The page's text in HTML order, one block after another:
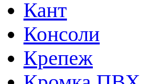
Кант
Консоли
Крепеж